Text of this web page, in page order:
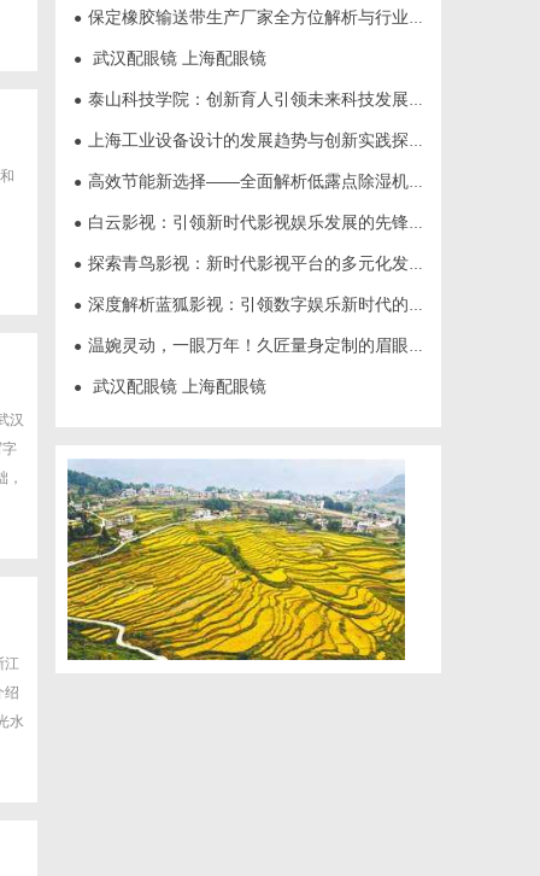
汉
，
江
绍
水
● 保定橡胶输送带生产厂家全方位解析与行业发展前景
● 武汉配眼镜 上海配眼镜
● 泰山科技学院：创新育人引领未来科技发展新高地
● 上海工业设备设计的发展趋势与创新实践探索
● 高效节能新选择——全面解析低露点除湿机的应用与优势
● 白云影视：引领新时代影视娱乐发展的先锋力量
● 探索青鸟影视：新时代影视平台的多元化发展与未来趋势
● 深度解析蓝狐影视：引领数字娱乐新时代的先锋力量
● 温婉灵动，一眼万年！久匠量身定制的眉眼唇，才是你整张脸的点睛之笔！淡颜系女生的气质加分项
● 武汉配眼镜 上海配眼镜